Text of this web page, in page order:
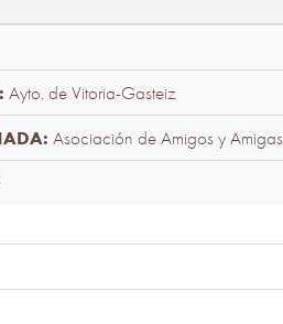
Ayto. de Vitoria-Gasteiz
Asociación de Amigos y